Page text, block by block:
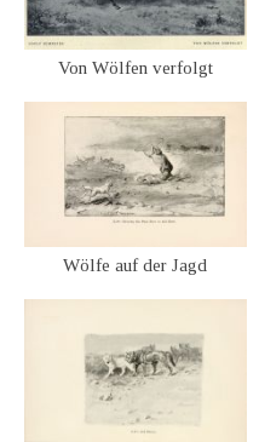
Von Wölfen verfolgt
Wölfe auf der Jagd